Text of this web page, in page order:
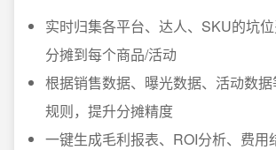
实时归集各平台、达人、SKU的坑
分摊到每个商品/活动
根据销售数据、曝光数据、活动数
规则，提升分摊精度
一键生成毛利报表、ROI分析、费用